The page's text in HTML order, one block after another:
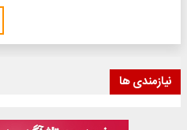
نیازمندی ها